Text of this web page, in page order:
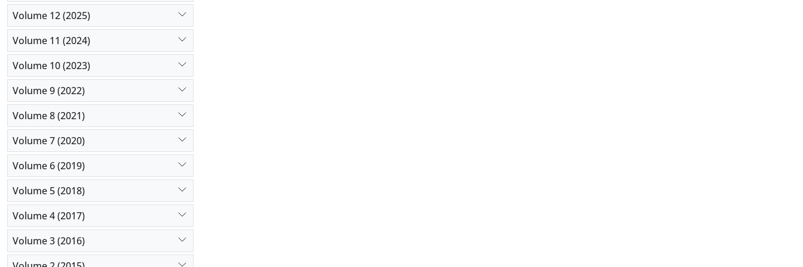
Volume 12 (2025)
Volume 11 (2024)
Volume 10 (2023)
Volume 9 (2022)
Volume 8 (2021)
Volume 7 (2020)
Volume 6 (2019)
Volume 5 (2018)
Volume 4 (2017)
Volume 3 (2016)